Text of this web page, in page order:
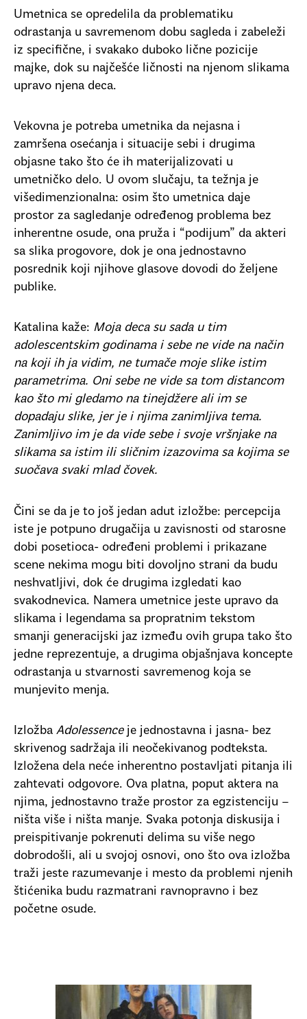
Umetnica se opredelila da problematiku
odrastanja u savremenom dobu sagleda i zabeleži
iz specifične, i svakako duboko lične pozicije
majke, dok su najčešće ličnosti na njenom slikama
upravo njena deca.
Vekovna je potreba umetnika da nejasna i
zamršena osećanja i situacije sebi i drugima
objasne tako što će ih materijalizovati u
umetničko delo. U ovom slučaju, ta težnja je
višedimenzionalna: osim što umetnica daje
prostor za sagledanje određenog problema bez
inherentne osude, ona pruža i “podijum” da akteri
sa slika progovore, dok je ona jednostavno
posrednik koji njihove glasove dovodi do željene
publike.
Katalina kaže: Moja deca su sada u tim
adolescentskim godinama i sebe ne vide na način
na koji ih ja vidim, ne tumače moje slike istim
parametrima. Oni sebe ne vide sa tom distancom
kao što mi gledamo na tinejdžere ali im se
dopadaju slike, jer je i njima zanimljiva tema.
Zanimljivo im je da vide sebe i svoje vršnjake na
slikama sa istim ili sličnim izazovima sa kojima se
suočava svaki mlad čovek.
Čini se da je to još jedan adut izložbe: percepcija
iste je potpuno drugačija u zavisnosti od starosne
dobi posetioca- određeni problemi i prikazane
scene nekima mogu biti dovoljno strani da budu
neshvatljivi, dok će drugima izgledati kao
svakodnevica. Namera umetnice jeste upravo da
slikama i legendama sa propratnim tekstom
smanji generacijski jaz između ovih grupa tako što
jedne reprezentuje, a drugima objašnjava koncepte
odrastanja u stvarnosti savremenog koja se
munjevito menja.
Izložba Adolessence je jednostavna i jasna- bez
skrivenog sadržaja ili neočekivanog podteksta.
Izložena dela neće inherentno postavljati pitanja ili
zahtevati odgovore. Ova platna, poput aktera na
njima, jednostavno traže prostor za egzistenciju –
ništa više i ništa manje. Svaka potonja diskusija i
preispitivanje pokrenuti delima su više nego
dobrodošli, ali u svojoj osnovi, ono što ova izložba
traži jeste razumevanje i mesto da problemi njenih
štićenika budu razmatrani ravnopravno i bez
početne osude.